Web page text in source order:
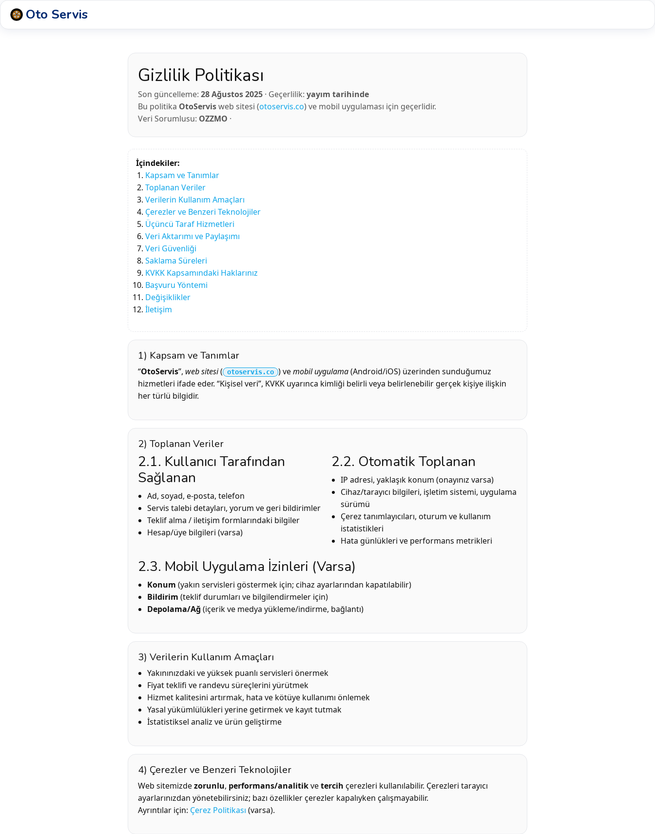
Oto Servis
Gizlilik Politikası
Son güncelleme: 28 Ağustos 2025 · Geçerlilik: yayım tarihinde
Bu politika OtoServisweb sitesi (otoservis.co) ve mobil uygulaması için geçerlidir.
Veri Sorumlusu: OZZMO ·
İçindekiler:
Kapsam ve Tanımlar
Toplanan Veriler
Verilerin Kullanım Amaçları
Çerezler ve Benzeri Teknolojiler
Üçüncü Taraf Hizmetleri
Veri Aktarımı ve Paylaşımı
Veri Güvenliği
Saklama Süreleri
KVKK Kapsamındaki Haklarınız
Başvuru Yöntemi
Değişiklikler
İletişim
1) Kapsam ve Tanımlar
“OtoServis”, web sitesi( otoservis.co ) vemobil uygulama(Android/iOS) üzerinden sunduğumuz
hizmetleri ifade eder. “Kişisel veri”, KVKK uyarınca kimliği belirli veya belirlenebilir gerçek kişiye ilişkin
her türlü bilgidir.
2) Toplanan Veriler
2.1. Kullanıcı Tarafından
Sağlanan
Ad, soyad, e-posta, telefon
Servis talebi detayları, yorum ve geri bildirimler
Teklif alma / iletişim formlarındaki bilgiler
Hesap/üye bilgileri (varsa)
2.2. Otomatik Toplanan
IP adresi, yaklaşık konum (onayınız varsa)
Cihaz/tarayıcı bilgileri, işletim sistemi, uygulama
sürümü
Çerez tanımlayıcıları, oturum ve kullanım
istatistikleri
Hata günlükleri ve performans metrikleri
2.3. Mobil Uygulama İzinleri (Varsa)
Konum (yakın servisleri göstermek için; cihaz ayarlarından kapatılabilir)
Bildirim (teklif durumları ve bilgilendirmeler için)
Depolama/Ağ (içerik ve medya yükleme/indirme, bağlantı)
3) Verilerin Kullanım Amaçları
Yakınınızdaki ve yüksek puanlı servisleri önermek
Fiyat teklifi ve randevu süreçlerini yürütmek
Hizmet kalitesini artırmak, hata ve kötüye kullanımı önlemek
Yasal yükümlülükleri yerine getirmek ve kayıt tutmak
İstatistiksel analiz ve ürün geliştirme
4) Çerezler ve Benzeri Teknolojiler
Web sitemizdezorunlu, performans/analitikvetercih çerezleri kullanılabilir. Çerezleri tarayıcı
ayarlarınızdan yönetebilirsiniz; bazı özellikler çerezler kapalıyken çalışmayabilir.
Ayrıntılar için: Çerez Politikası (varsa).